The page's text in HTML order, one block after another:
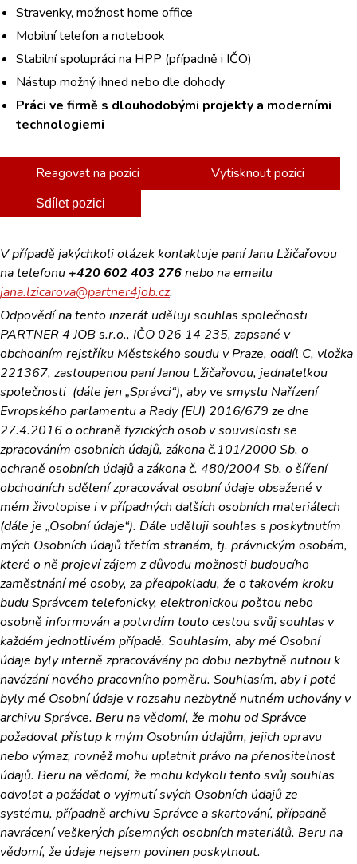
Stravenky, možnost home office
Mobilní telefon a notebook
Stabilní spolupráci na HPP (případně i IČO)
Nástup možný ihned nebo dle dohody
Práci ve firmě s dlouhodobými projekty a moderními
technologiemi
Reagovat na pozici Vytisknout pozici
Sdílet pozici
V případě jakýchkoli otázek kontaktuje paní Janu Lžičařovou
na telefonu +420 602 403 276nebo na emailu
jana.lzicarova@partner4job.cz.
Odpovědí na tento inzerát uděluji souhlas společnosti
PARTNER 4 JOB s.r.o., IČO 026 14 235, zapsané v
obchodním rejstříku Městského soudu v Praze, oddíl C, vložka
221367, zastoupenou paní Janou Lžičařovou, jednatelkou
společnosti (dále jen „Správci“), aby ve smyslu Nařízení
Evropského parlamentu a Rady (EU) 2016/679 ze dne
27.4.2016 o ochraně fyzických osob v souvislosti se
zpracováním osobních údajů, zákona č.101/2000 Sb. o
ochraně osobních údajů a zákona č. 480/2004 Sb. o šíření
obchodních sdělení zpracovával osobní údaje obsažené v
mém životopise i v případných dalších osobních materiálech
(dále je „Osobní údaje“). Dále uděluji souhlas s poskytnutím
mých Osobních údajů třetím stranám, tj. právnickým osobám,
které o ně projeví zájem z důvodu možnosti budoucího
zaměstnání mé osoby, za předpokladu, že o takovém kroku
budu Správcem telefonicky, elektronickou poštou nebo
osobně informován a potvrdím touto cestou svůj souhlas v
každém jednotlivém případě. Souhlasím, aby mé Osobní
údaje byly interně zpracovávány po dobu nezbytně nutnou k
navázání nového pracovního poměru. Souhlasím, aby i poté
byly mé Osobní údaje v rozsahu nezbytně nutném uchovány v
archivu Správce. Beru na vědomí, že mohu od Správce
požadovat přístup k mým Osobním údajům, jejich opravu
nebo výmaz, rovněž mohu uplatnit právo na přenositelnost
údajů. Beru na vědomí, že mohu kdykoli tento svůj souhlas
odvolat a požádat o vyjmutí svých Osobních údajů ze
systému, případně archivu Správce a skartování, případně
navrácení veškerých písemných osobních materiálů. Beru na
vědomí, že údaje nejsem povinen poskytnout.